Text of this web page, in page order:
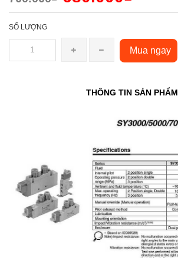
SỐ LƯỢNG
Mua ngay
THÔNG TIN SẢN PHẨM